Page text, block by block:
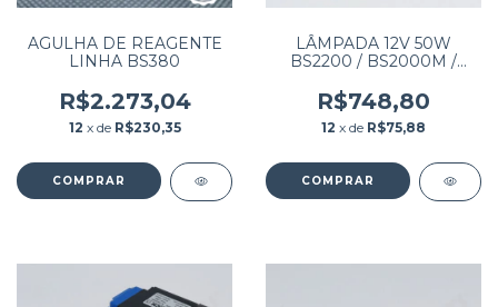
AGULHA DE REAGENTE
LINHA BS380
R$2.273,04
12 x de R$230,35
LÂMPADA 12V 50W
BS2200 / BS2000M /
BS2800M
R$748,80
12 x de R$75,88